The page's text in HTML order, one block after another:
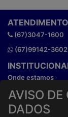
AVISO DE
DADOS
(67)3047-1600
(67)99142-3602
Onde estamos
Horários de
HORÁRIOS E